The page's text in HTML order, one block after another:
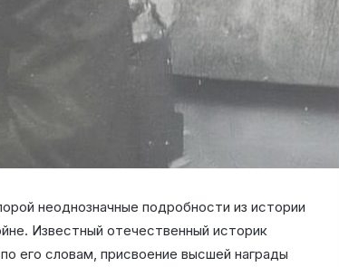
неоднозначные подробности из истории
Известный отечественный историк
его словам, присвоение высшей награды